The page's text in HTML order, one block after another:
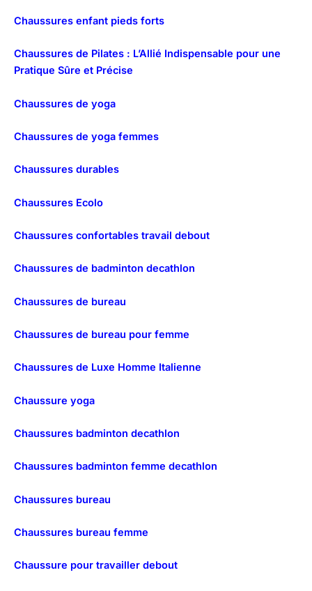
Chaussures enfant pieds forts
Chaussures de Pilates : L’Allié Indispensable pour une
Pratique Sûre et Précise
Chaussures de yoga
Chaussures de yoga femmes
Chaussures durables
Chaussures Ecolo
Chaussures confortables travail debout
Chaussures de badminton decathlon
Chaussures de bureau
Chaussures de bureau pour femme
Chaussures de Luxe Homme Italienne
Chaussure yoga
Chaussures badminton decathlon
Chaussures badminton femme decathlon
Chaussures bureau
Chaussures bureau femme
Chaussure pour travailler debout